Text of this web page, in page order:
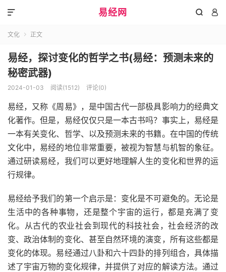
易经网  

文化  正文
易经，探讨变化的哲学之书(易经：预测未来的
秘密武器)
2024-01-03 阅读(1512) 评论(0)
易经，又称《周易》，是中国古代一部极具影响力的经典文
化著作。但是，易经仅仅只是一本古书吗？事实上，易经是
一本有关变化、哲学、以及预测未来的书籍。在中国的传统
文化中，易经的地位非常重要，被视为智慧与机智的象征。
通过研读易经，我们可以更好地理解人生的变化和世界的运
行规律。
易经给予我们的第一个启示是：变化是不可避免的。无论是
生活中的各种事物，还是整个宇宙的运行，都是充满了变
化。从古代的农业社会到现代的科技社会，社会经济的改
变、政治体制的变化、甚至自然环境的演变，所有这些都是
变化的体现。易经通过八卦和六十四卦的排列组合，具体描
述了宇宙万物的变化规律，并提供了对应的解读方法。通过